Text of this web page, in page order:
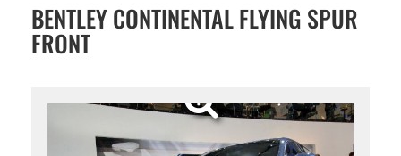
BENTLEY CONTINENTAL FLYING SPUR
FRONT